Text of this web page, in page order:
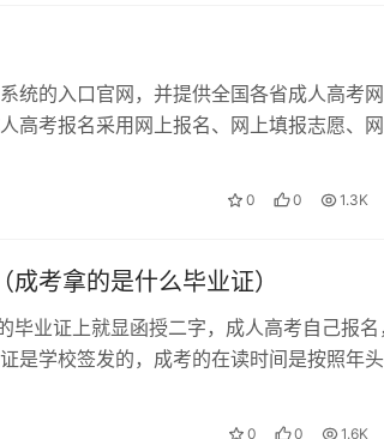
20元到40元不等。在考试前，考生还需
统的入口官网，并提供全国各省成人高考
高考报名采用网上报名、网上填报志愿、网
0 0 1.3K
考拿的是什么毕业证）
毕业证上就显函授二字，成人高考自己报名
是学校签发的，成考的在读时间是按照年头
0 0 1.6K